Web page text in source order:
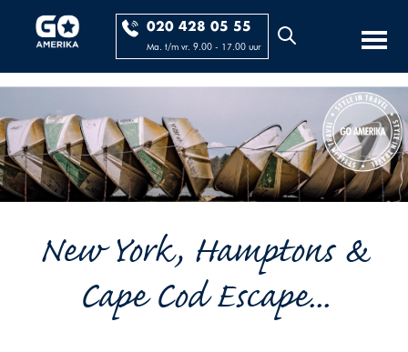
020 428 05 55
Ma. t/m vr. 9.00 - 17.00 uur
New York, Hamptons &
Cape Cod Escape...